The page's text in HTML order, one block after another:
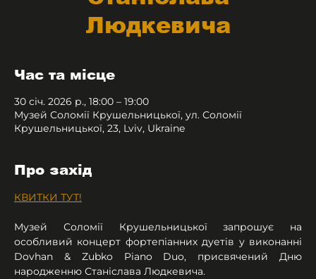
Людкевича
Час та місце
30 січ. 2026 р., 18:00 – 19:00
Музей Соломії Крушельницької, ул. Соломії
Крушельницької, 23, Lviv, Ukraine
Про захід
КВИТКИ ТУТ!
Музей Соломії Крушельницької запрошує на
особливий концерт фортепіанних дуетів у виконанні
Dovhan & Zubko Piano Duo, присвячений Дню
народженню Станіслава Людкевича.